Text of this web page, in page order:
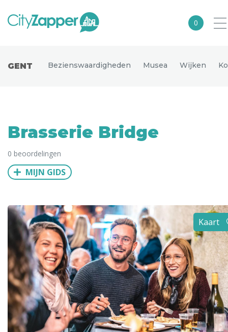
0
Europa
Noord-Amerika
Azië
Uitgelichte bestemmingen
Alle steden
Phoenix
GENT Bezienswaardigheden Musea Wijken
Brasserie Bridge
0 beoordelingen
MIJN GIDS
Kaart